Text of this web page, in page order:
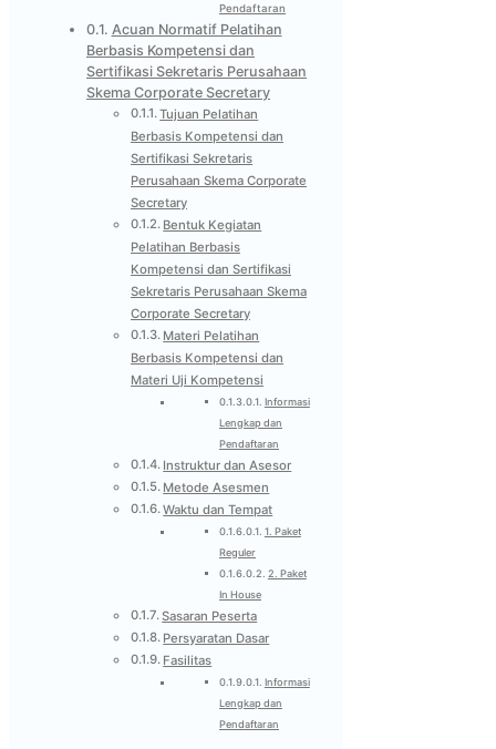
Pendaftaran
Acuan Normatif Pelatihan
Berbasis Kompetensi dan
Sertifikasi Sekretaris Perusahaan
Skema Corporate Secretary
Tujuan Pelatihan
Berbasis Kompetensi dan
Sertifikasi Sekretaris
Perusahaan Skema Corporate
Secretary
Bentuk Kegiatan
Pelatihan Berbasis
Kompetensi dan Sertifikasi
Sekretaris Perusahaan Skema
Corporate Secretary
Materi Pelatihan
Berbasis Kompetensi dan
Materi Uji Kompetensi
Informasi
Lengkap dan
Pendaftaran
Instruktur dan Asesor
Metode Asesmen
Waktu dan Tempat
1. Paket
Reguler
2. Paket
In House
Sasaran Peserta
Persyaratan Dasar
Fasilitas
Informasi
Lengkap dan
Pendaftaran